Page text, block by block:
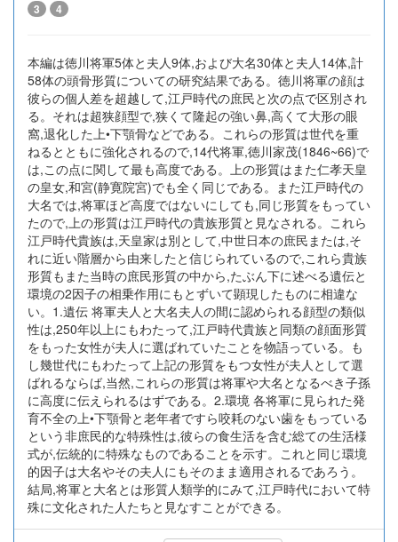
3 4
本編は徳川将軍5体と夫人9体,および大名30体と夫人14体,計
58体の頭骨形質についての研究結果である。徳川将軍の顔は
彼らの個人差を超越して,江戸時代の庶民と次の点で区別され
る。それは超狭顔型で,狭くて隆起の強い鼻,高くて大形の眼
窩,退化した上•下顎骨などである。これらの形質は世代を重
ねるとともに強化されるので,14代将軍,徳川家茂(1846~66)で
は,この点に関して最も高度である。上の形質はまた仁孝天皇
の皇女,和宮(静寛院宮)でも全く同じである。また江戸時代の
大名では,将軍ほど高度ではないにしても,同じ形質をもってい
たので,上の形質は江戸時代の貴族形質と見なされる。これら
江戸時代貴族は,天皇家は別として,中世日本の庶民または,そ
れに近い階層から由来したと信じられているので,これら貴族
形質もまた当時の庶民形質の中から,たぶん下に述べる遺伝と
環境の2因子の相乗作用にもとずいて顕現したものに相違な
い。1.遺伝 将軍夫人と大名夫人の間に認められる顔型の類似
性は,250年以上にもわたって,江戸時代貴族と同類の顔面形質
をもった女性が夫人に選ばれていたことを物語っている。も
し幾世代にもわたって上記の形質をもつ女性が夫人として選
ばれるならば,当然,これらの形質は将軍や大名となるべき子孫
に高度に伝えられるはずである。2.環境 各将軍に見られた発
育不全の上•下顎骨と老年者ですら咬耗のない歯をもっている
という非庶民的な特殊性は,彼らの食生活を含む総ての生活様
式が,伝統的に特殊なものであることを示す。これと同じ環境
的因子は大名やその夫人にもそのまま適用されるであろう。
結局,将軍と大名とは形質人類学的にみて,江戸時代において特
殊に文化された人たちと見なすことができる。